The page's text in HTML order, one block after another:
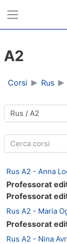
A2
Corsi Rus
Categorie di
Cerca corsi
Rus A2 - Anna
Professorat
Professorat
Rus A2 - Maria
Professorat
Rus A2 - Nina